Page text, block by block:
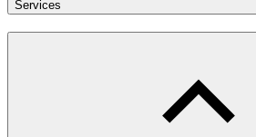
Services